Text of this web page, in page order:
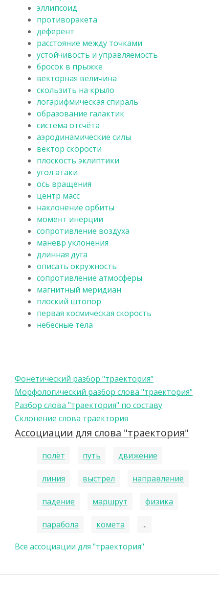
эллипсоид
противоракета
деферент
расстояние между точками
устойчивость и управляемость
бросок в прыжке
векторная величина
скользить на крыло
логарифмическая спираль
образование галактик
система отсчёта
аэродинамические силы
вектор скорости
плоскость эклиптики
угол атаки
ось вращения
центр масс
наклонение орбиты
момент инерции
сопротивление воздуха
манёвр уклонения
длинная дуга
описать окружность
сопротивление атмосферы
магнитный меридиан
плоский штопор
первая космическая скорость
небесные тела
Фонетический разбор "траектория"
Морфологический разбор слова "траектория"
Разбор слова "траектория" по составу
Склонение слова траектория
Ассоциации для слова "траектория"
полёт путь движение
линия выстрел направление
падение маршрут физика
парабола комета ...
Все ассоциации для "траектория"